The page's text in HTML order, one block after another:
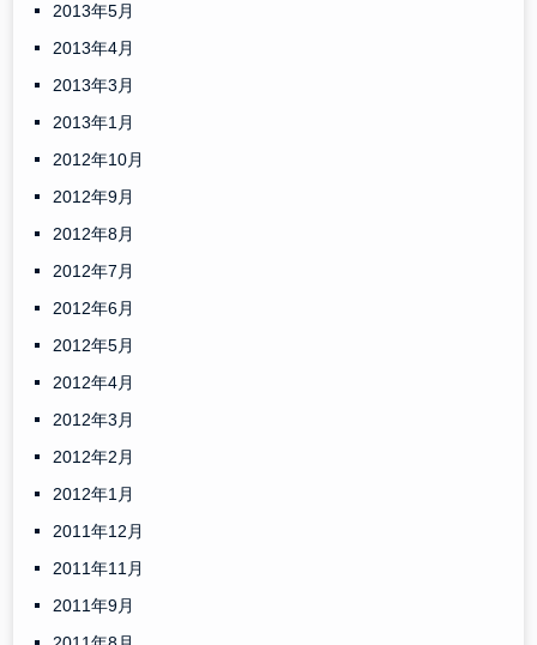
2013年5月
2013年4月
2013年3月
2013年1月
2012年10月
2012年9月
2012年8月
2012年7月
2012年6月
2012年5月
2012年4月
2012年3月
2012年2月
2012年1月
2011年12月
2011年11月
2011年9月